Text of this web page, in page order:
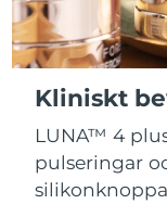
Kliniskt
LUNA™ 4
pulseringar
For
18%
Kosmetika
Handla allt
Israel
Japan
Jersey